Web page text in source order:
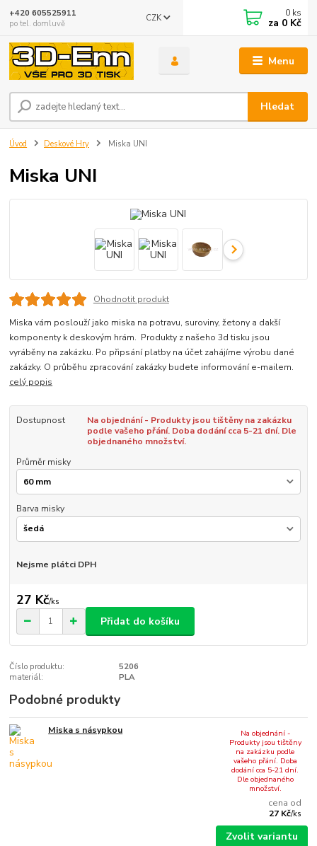
Menu
CZK
Hledat
+420 605525911
po tel. domluvě
0 ks
za 0 Kč
Úvod Deskové Hry Miska UNI
Miska UNI
Ohodnotit produkt
Miska vám poslouží jako miska na potravu, suroviny, žetony a dakší
komponenty k deskovým hrám. Produkty z našeho 3d tisku jsou
vyráběny na zakázku. Po připsání platby na účet zahájíme výrobu dané
zakázky. O průběhu zpracování zakázky budete informování e-mailem.
celý popis
Dostupnost
Na objednání - Produkty jsou tištěny na zakázku
podle vašeho přání. Doba dodání cca 5-21 dní. Dle
objednaného množství.
Průměr misky
Barva misky
Nejsme plátci DPH
27 Kč/ks
Přidat do košíku
Číslo produktu:
5206
materiál:
PLA
Podobné produkty
Miska s násypkou
cena od
27 Kč/ks
Na objednání -
Produkty jsou tištěny
na zakázku podle
vašeho přání. Doba
dodání cca 5-21 dní.
Dle objednaného
množství.
Zvolit variantu